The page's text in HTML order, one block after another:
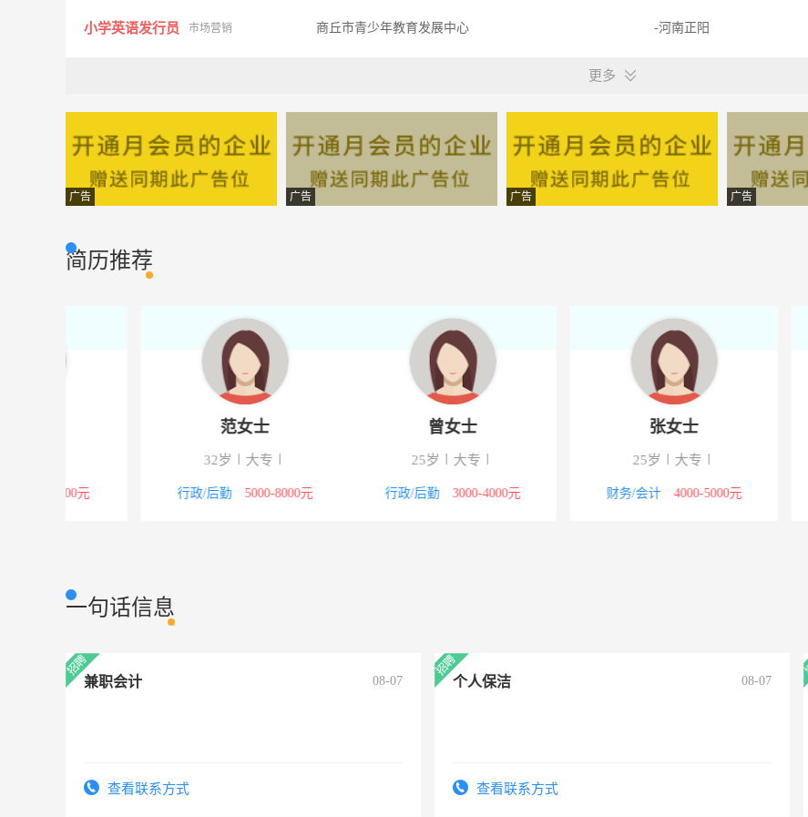
小学英语发行员 市场营销 商丘市青少年教育发展中心 -河南正阳
会计 财会审计 七六人餐饮服务有限公司 -正阳
门市 服务行业 时光印记婚纱摄影 -正阳
前台∕接待 服务行业
慧康健身服务有限公司 -正阳
市场营销 商丘彩虹集团广告印务有限公司 -河南正阳
商丘市睢阳区豫隆电器经营部 -河南正阳
时光印记婚纱摄影 -正阳
更多
广告 广告 广告 广告
简历推荐
3000-4000元
大专
4000-5000元
中专/技校
5000-8000元
一句话信息
兼职会计 08-07
查看联系方式
个人保洁 08-07
查看联系方式